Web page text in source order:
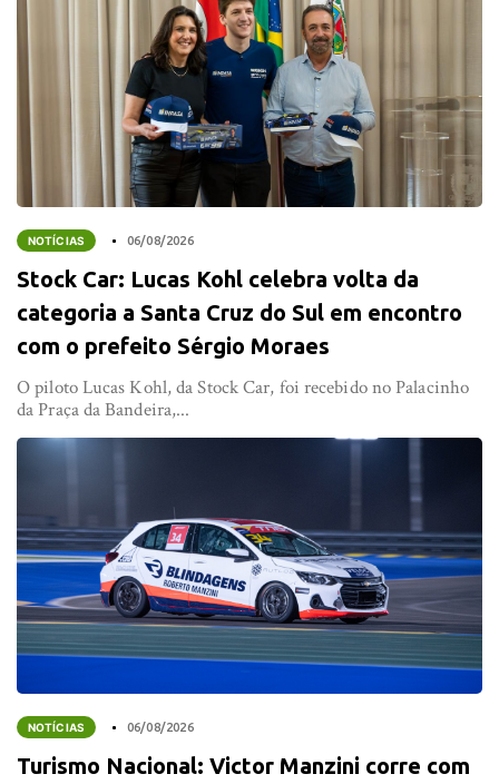
NOTÍCIAS 06/08/2026
Stock Car: Lucas Kohl celebra volta da
categoria a Santa Cruz do Sul em encontro
com o prefeito Sérgio Moraes
O piloto Lucas Kohl, da Stock Car, foi recebido no Palacinho
da Praça da Bandeira,...
NOTÍCIAS 06/08/2026
Turismo Nacional: Victor Manzini corre com